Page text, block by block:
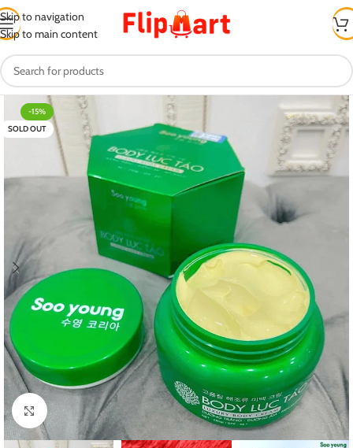
Skip to navigation
Skip to main content
-15%
SOLD OUT
Click to enlarge